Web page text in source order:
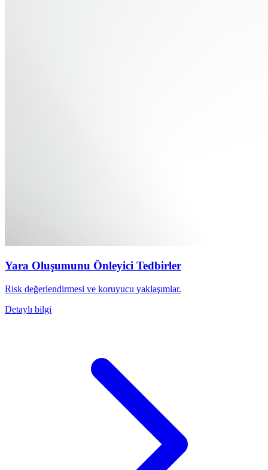
Yara Oluşumunu Önleyici Tedbirler
Risk değerlendirmesi ve koruyucu yaklaşımlar.
Detaylı bilgi